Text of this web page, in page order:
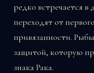
редко встречается
переходят от
привязанности.
защитой, которую
знака Рака.